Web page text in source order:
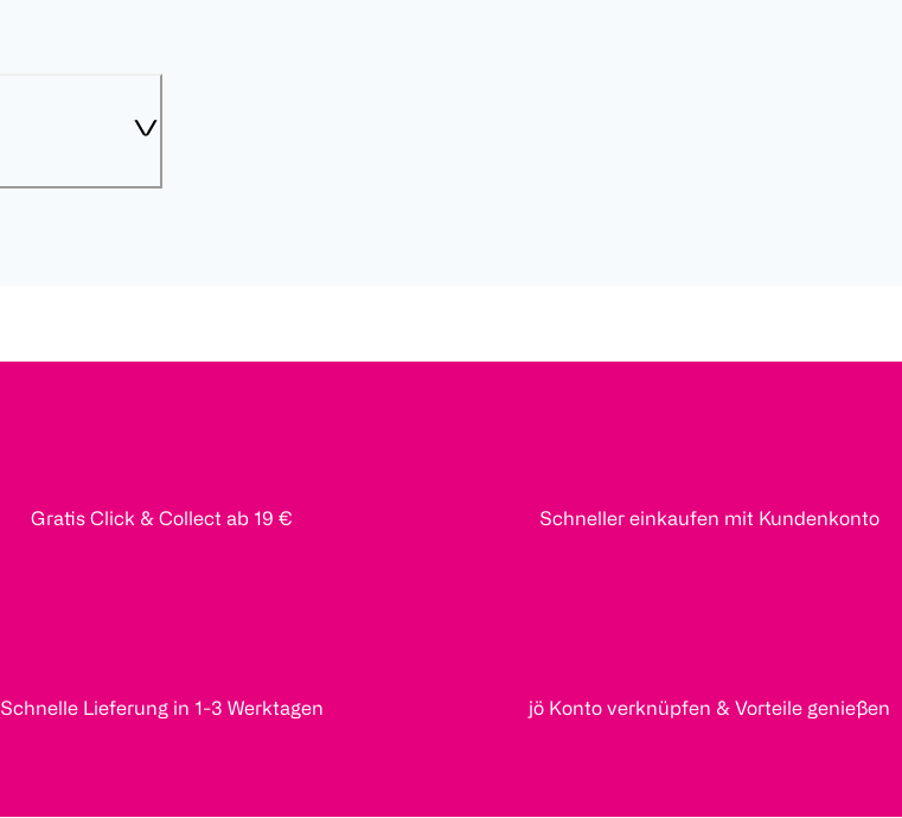
Gratis Click & Collect ab 19 € Schneller einkaufen mit Kundenkonto
Schnelle Lieferung in 1-3 Werktagen jö Konto verknüpfen & Vorteile genießen